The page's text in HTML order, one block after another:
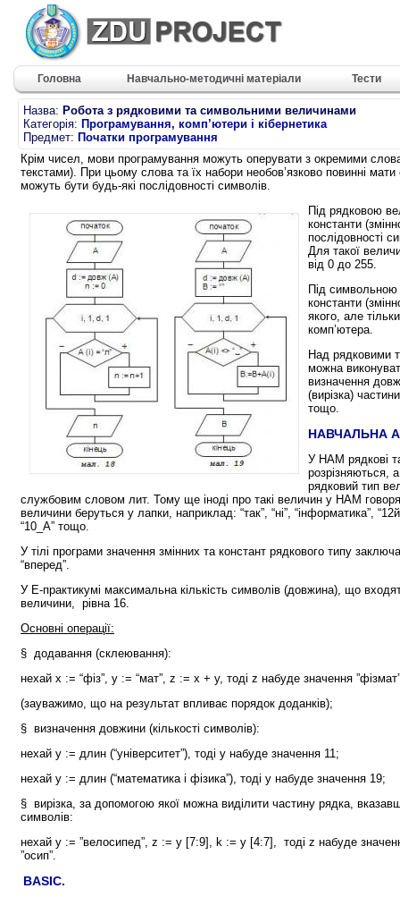
Головна Навчально-методичні матеріали Тести
Назва: Робота з рядковими та символьними величинами
Категорія: Програмування, комп’ютери і кібернетика
Предмет: Початки програмування
Крім чисел, мови програмування можуть оперувати з окремими
текстами). При цьому слова та їх набори необов’язково повинні
можуть бути будь-які послідовності символів.
Під рядковою
константи
послідовності
Для такої
від 0 до 255.
Під
константи
якого, але
комп’ютера.
Над рядковими
можна
визначення
(вирізка)
тощо.
НАВЧАЛЬНА
У НАМ рядкові
розрізняються,
рядковий тип
службовим словом лит. Тому ще іноді про такі величин у НАМ
величини беруться у лапки, наприклад: “так”, “ні”, “інформатика”,
“10_А” тощо.
У тілі програми значення змінних та констант рядкового типу
“вперед”.
У Е-практикумі максимальна кількість символів (довжина), що
величини, рівна 16.
Основні операції:
§ додавання (склеювання):
нехай х := “фіз”, у := “мат”, z := x + y, тоді z набуде значення ”фізмат”
(зауважимо, що на результат впливає порядок доданків);
§ визначення довжини (кількості символів):
нехай y := длин (“університет”), тоді у набуде значення 11;
нехай y := длин (“математика і фізика”), тоді у набуде значення 19;
§ вирізка, за допомогою якої можна виділити частину рядка,
символів:
нехай у := ”велосипед”, z := у [7:9], k := у [4:7], тоді z набуде
”осип”.
BASIC.